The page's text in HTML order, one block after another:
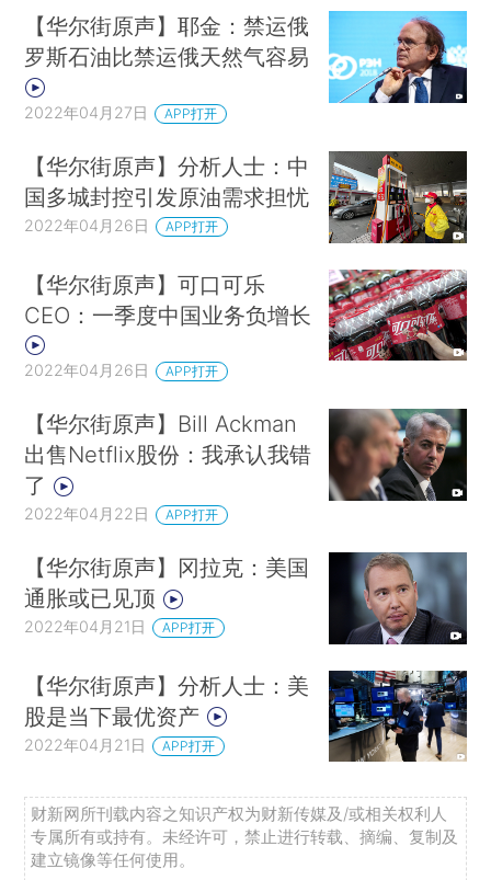
【华尔街原声】耶金：禁运俄
罗斯石油比禁运俄天然气容易
2022年04月27日 APP打开
【华尔街原声】分析人士：中
国多城封控引发原油需求担忧
2022年04月26日 APP打开
【华尔街原声】可口可乐
CEO：一季度中国业务负增长
2022年04月26日 APP打开
【华尔街原声】Bill Ackman
出售Netflix股份：我承认我错
了
2022年04月22日 APP打开
【华尔街原声】冈拉克：美国
通胀或已见顶
2022年04月21日 APP打开
【华尔街原声】分析人士：美
股是当下最优资产
2022年04月21日 APP打开
财新网所刊载内容之知识产权为财新传媒及/或相关权利人
专属所有或持有。未经许可，禁止进行转载、摘编、复制及
建立镜像等任何使用。